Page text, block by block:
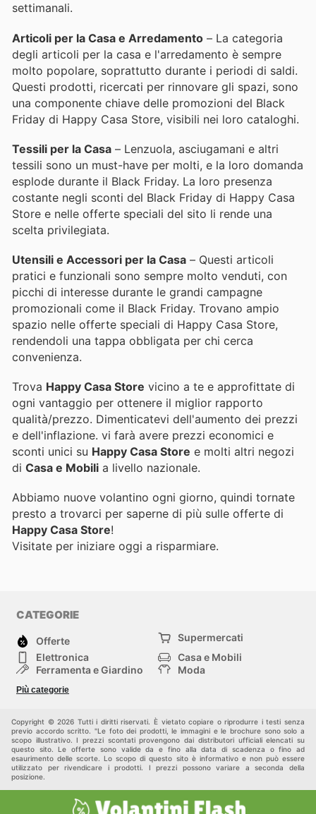
settimanali.
Articoli per la Casa e Arredamento – La categoria
degli articoli per la casa e l'arredamento è sempre
molto popolare, soprattutto durante i periodi di saldi.
Questi prodotti, ricercati per rinnovare gli spazi, sono
una componente chiave delle promozioni del Black
Friday di Happy Casa Store, visibili nei loro cataloghi.
Tessili per la Casa – Lenzuola, asciugamani e altri
tessili sono un must-have per molti, e la loro domanda
esplode durante il Black Friday. La loro presenza
costante negli sconti del Black Friday di Happy Casa
Store e nelle offerte speciali del sito li rende una
scelta privilegiata.
Utensili e Accessori per la Casa – Questi articoli
pratici e funzionali sono sempre molto venduti, con
picchi di interesse durante le grandi campagne
promozionali come il Black Friday. Trovano ampio
spazio nelle offerte speciali di Happy Casa Store,
rendendoli una tappa obbligata per chi cerca
convenienza.
Trova Happy Casa Store vicino a te e approfittate di
ogni vantaggio per ottenere il miglior rapporto
qualità/prezzo. Dimenticatevi dell'aumento dei prezzi
e dell'inflazione. vi farà avere prezzi economici e
sconti unici su Happy Casa Store e molti altri negozi
di Casa e Mobili a livello nazionale.
Abbiamo nuove volantino ogni giorno, quindi tornate
presto a trovarci per saperne di più sulle offerte di
Happy Casa Store!
Visitate per iniziare oggi a risparmiare.
CATEGORIE
Offerte
Supermercati
Elettronica
Casa e Mobili
Ferramenta e Giardino
Moda
Bambini e Neonati
Più categorie
Copyright © 2026 Tutti i diritti riservati. È vietato copiare o riprodurre i testi senza
previo accordo scritto. "Le foto dei prodotti, le immagini e le brochure sono solo a
scopo illustrativo. I prezzi scontati provengono dai distributori ufficiali elencati su
questo sito. Le offerte sono valide da e fino alla data di scadenza o fino ad
esaurimento delle scorte. Lo scopo di questo sito è informativo e non può essere
utilizzato per rivendicare i prodotti. I prezzi possono variare a seconda della
posizione.